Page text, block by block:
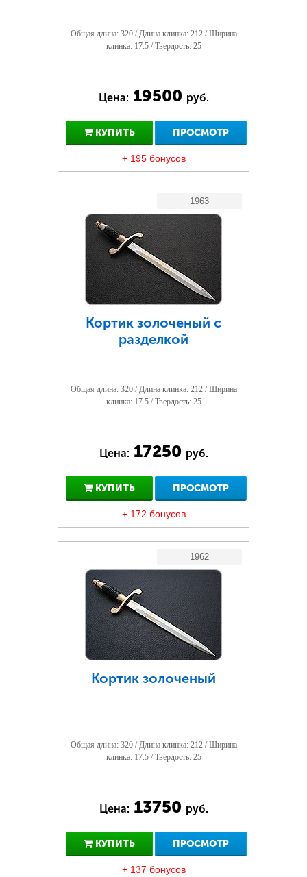
Общая длина: 320 / Длина клинка: 212 / Ширина
клинка: 17.5 / Твердость: 25
Цена: 19500 руб.
КУПИТЬ ПРОСМОТР
+ 195 бонусов
1963
Кортик золоченый с
разделкой
Общая длина: 320 / Длина клинка: 212 / Ширина
клинка: 17.5 / Твердость: 25
Цена: 17250 руб.
КУПИТЬ ПРОСМОТР
+ 172 бонусов
1962
Кортик золоченый
Общая длина: 320 / Длина клинка: 212 / Ширина
клинка: 17.5 / Твердость: 25
Цена: 13750 руб.
КУПИТЬ ПРОСМОТР
+ 137 бонусов